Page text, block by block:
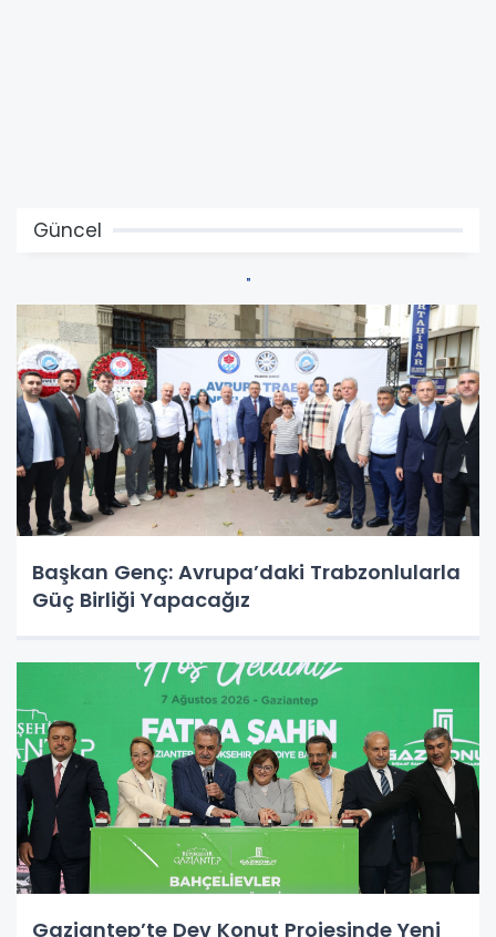
Güncel
Başkan Genç: Avrupa’daki Trabzonlularla
Güç Birliği Yapacağız
Gaziantep’te Dev Konut Projesinde Yeni